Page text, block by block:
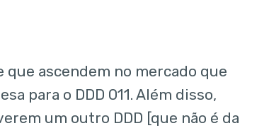
ascendem no mercado que
para o DDD 011. Além disso,
um outro DDD [que não é da